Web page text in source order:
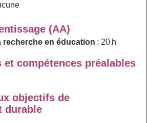
(AA)
recherche en éducation : 20 h
et compétences préalables
objectifs de
durable